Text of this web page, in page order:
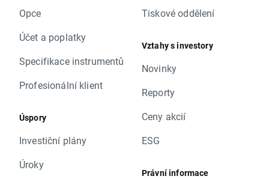
Opce
Účet a poplatky
Specifikace instrumentů
Profesionální klient
Úspory
Investiční plány
Úroky
Tiskové oddělení
Vztahy s investory
Novinky
Reporty
Ceny akcií
ESG
Právní informace